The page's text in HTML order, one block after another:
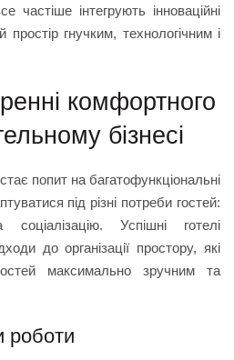
частіше інтегрують інноваційні
простір гнучким, технологічним і
комфортного
бізнесі
попит на багатофункціональні
під різні потреби гостей:
Успішні готелі
до організації простору, які
максимально зручним та
роботи